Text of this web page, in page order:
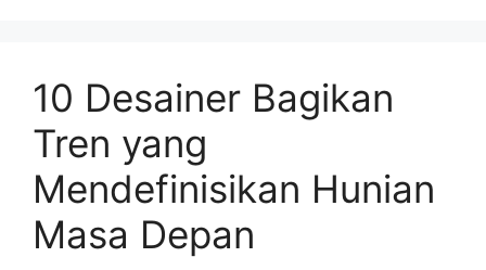
10 Desainer Bagikan
Tren yang
Mendefinisikan Hunian
Masa Depan